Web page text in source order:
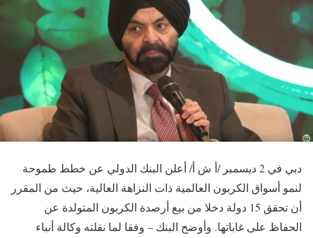
دبي في 2 ديسمبر /أ ش أ/ أعلن البنك الدولي عن خطط طموحة
لنمو أسواق الكربون العالمية ذات النزاهة العالية، حيث من المقرر
أن تحقق 15 دولة دخلا من بيع أرصدة الكربون المتولدة عن
الحفاظ على غاباتها. وأوضح البنك – وفقا لما نقلته وكالة أنباء